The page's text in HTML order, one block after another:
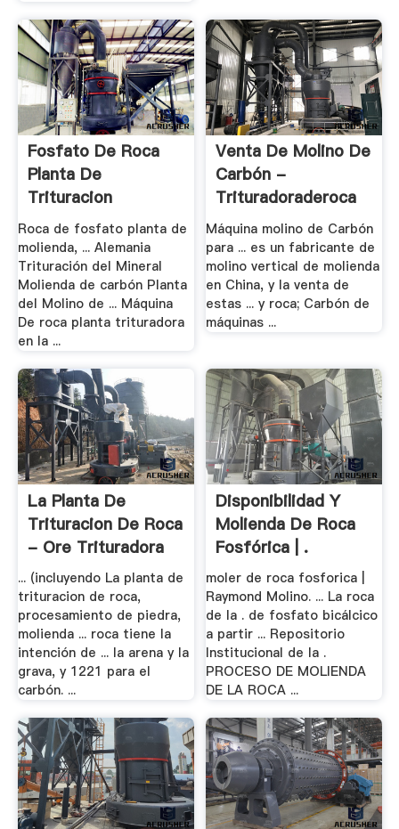
Fosfato De Roca
Planta De
Trituracion
Suppliersin .
Roca de fosfato planta de
molienda, ... Alemania
Trituración del Mineral
Molienda de carbón Planta
del Molino de ... Máquina
De roca planta trituradora
en la ...
Venta De Molino De
Carbón -
Trituradoraderoca
Máquina molino de Carbón
para ... es un fabricante de
molino vertical de molienda
en China, y la venta de
estas ... y roca; Carbón de
máquinas ...
La Planta De
Trituracion De Roca
- Ore Trituradora
... (incluyendo La planta de
trituracion de roca,
procesamiento de piedra,
molienda ... roca tiene la
intención de ... la arena y la
grava, y 1221 para el
carbón. ...
Disponibilidad Y
Molienda De Roca
Fosfórica | .
moler de roca fosforica |
Raymond Molino. ... La roca
de la . de fosfato bicálcico
a partir ... Repositorio
Institucional de la .
PROCESO DE MOLIENDA
DE LA ROCA ...